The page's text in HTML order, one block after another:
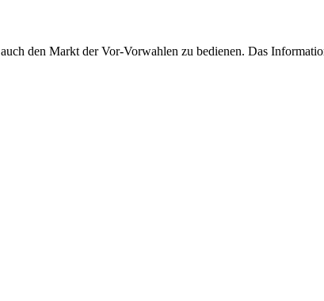
den Markt der Vor-Vorwahlen zu bedienen. Das